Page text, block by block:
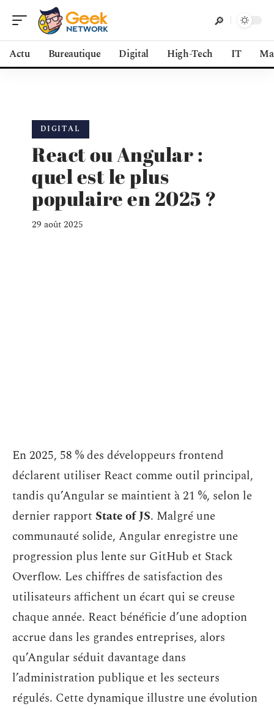
Actu Bureautique Digital High-Tech IT
DIGITAL
React ou Angular :
quel est le plus
populaire en 2025 ?
29 août 2025
En 2025, 58 % des développeurs frontend
déclarent utiliser React comme outil principal,
tandis qu’Angular se maintient à 21 %, selon le
dernier rapport State of JS. Malgré une
communauté solide, Angular enregistre une
progression plus lente sur GitHub et Stack
Overflow. Les chiffres de satisfaction des
utilisateurs affichent un écart qui se creuse
chaque année. React bénéficie d’une adoption
accrue dans les grandes entreprises, alors
qu’Angular séduit davantage dans
l’administration publique et les secteurs
régulés. Cette dynamique illustre une évolution